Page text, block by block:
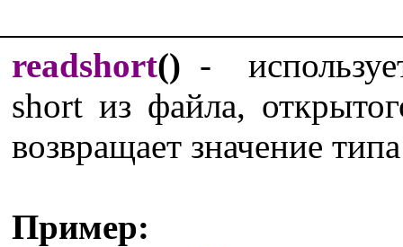
readshort() -
short из файла,
возвращает значение
Пример: